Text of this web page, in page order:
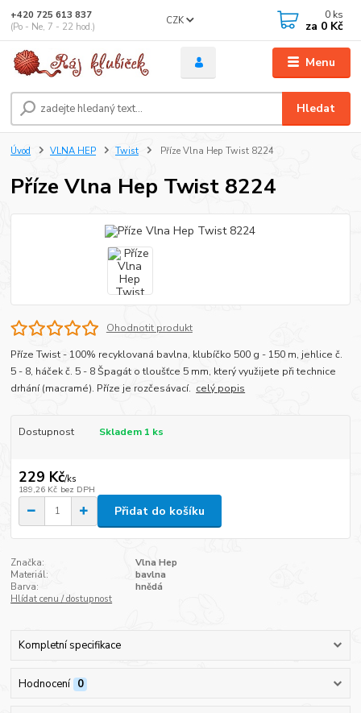
Menu
CZK
Hledat
+420 725 613 837
(Po - Ne, 7 - 22 hod.)
0 ks
za 0 Kč
Úvod VLNA HEP Twist Příze Vlna Hep Twist 8224
Příze Vlna Hep Twist 8224
Ohodnotit produkt
Příze Twist - 100% recyklovaná bavlna, klubíčko 500 g - 150 m, jehlice č.
5 - 8, háček č. 5 - 8 Špagát o tloušťce 5 mm, který využijete při technice
drhání (macramé). Příze je rozčesávací. celý popis
Dostupnost Skladem 1 ks
229 Kč/ks
189,26 Kč bez DPH
Přidat do košíku
Značka:
Vlna Hep
Materiál:
bavlna
Barva:
hnědá
Hlídat cenu / dostupnost
Kompletní specifikace
Hodnocení 0